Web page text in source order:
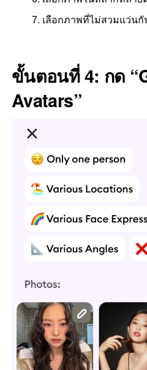
เลือกภาพที่ไม่สวมแว่นกั
ขั้นตอนที่ 4: กด
Avatars”